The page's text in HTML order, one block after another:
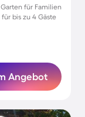
für Familien
bis zu 4 Gäste
Angebot